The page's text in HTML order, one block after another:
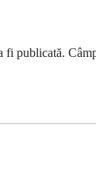
fi publicată.